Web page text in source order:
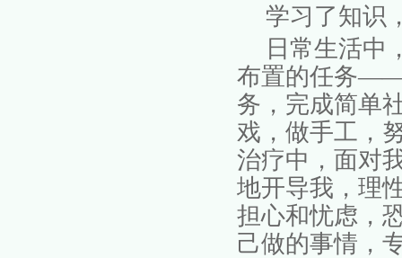
学习了知识
日常生活中
布置的任务——
务，完成简单
戏，做手工，
治疗中，面对
地开导我，理
担心和忧虑，
己做的事情，